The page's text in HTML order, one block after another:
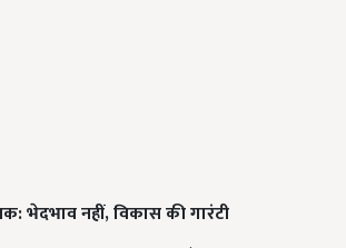
भेदभाव नहीं,विकास की गारंटी